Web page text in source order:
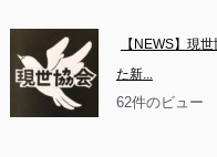
【NEWS】現
た新...
62件のビュー